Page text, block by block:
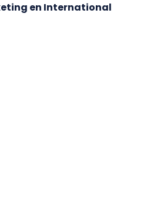
en International